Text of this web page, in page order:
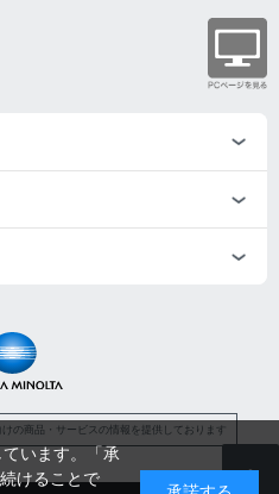
の商品・サービスの情報を提供しております
います。「承
けることで